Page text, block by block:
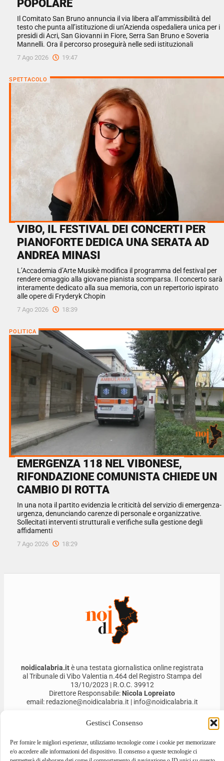
Gestisci Consenso
Per fornire le migliori esperienze, utilizziamo tecnologie come i cookie per memorizzare
e/o accedere alle informazioni del dispositivo. Il consenso a queste tecnologie ci
POPOLARE
Il Comitato San Bruno annuncia il via libera all’ammissibilità del
testo che punta all’istituzione di un’Azienda ospedaliera unica per i
presidi di Acri, San Giovanni in Fiore, Serra San Bruno e Soveria
Mannelli. Ora il percorso proseguirà nelle sedi istituzionali
7 Ago 2026 19:47
SPETTACOLO
VIBO, IL FESTIVAL DEI CONCERTI PER
PIANOFORTE DEDICA UNA SERATA AD
ANDREA MINASI
L’Accademia d’Arte Musikè modifica il programma del festival per
rendere omaggio alla giovane pianista scomparsa. Il concerto sarà
interamente dedicato alla sua memoria, con un repertorio ispirato
alle opere di Fryderyk Chopin
7 Ago 2026 18:39
POLITICA
EMERGENZA 118 NEL VIBONESE,
RIFONDAZIONE COMUNISTA CHIEDE UN
CAMBIO DI ROTTA
In una nota il partito evidenzia le criticità del servizio di emergenza-
urgenza, denunciando carenze di personale e organizzative.
Sollecitati interventi strutturali e verifiche sulla gestione degli
affidamenti
7 Ago 2026 18:29
noidicalabria.itè una testata giornalistica online registrata
al Tribunale di Vibo Valentia n.464 del Registro Stampa del
13/10/2023 | R.O.C. 39912
Direttore Responsabile: Nicola Lopreiato
email: redazione@noidicalabria.it | info@noidicalabria.it